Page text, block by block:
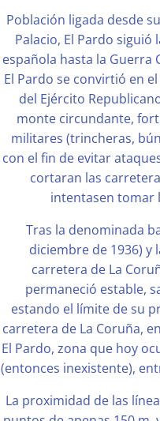
Población ligada desde
Palacio, El Pardo
española hasta la Guerra
El Pardo se convirtió en
del Ejército
monte circundante,
militares (trincheras,
con el fin de evitar
cortaran las
intentasen tomar
Tras la denominada
diciembre de 1936) y
carretera de La
permaneció estable,
estando el límite de su
carretera de La Coruña,
El Pardo, zona que hoy
(entonces inexistente),
La proximidad de las